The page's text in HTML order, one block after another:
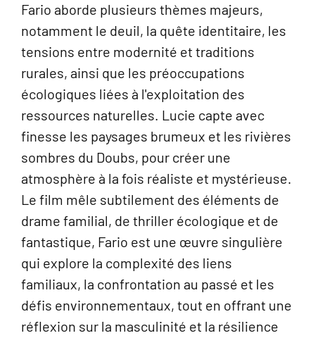
Fario aborde plusieurs thèmes majeurs,
notamment le deuil, la quête identitaire, les
tensions entre modernité et traditions
rurales, ainsi que les préoccupations
écologiques liées à l'exploitation des
ressources naturelles. Lucie capte avec
finesse les paysages brumeux et les rivières
sombres du Doubs, pour créer une
atmosphère à la fois réaliste et mystérieuse.
Le film mêle subtilement des éléments de
drame familial, de thriller écologique et de
fantastique, Fario est une œuvre singulière
qui explore la complexité des liens
familiaux, la confrontation au passé et les
défis environnementaux, tout en offrant une
réflexion sur la masculinité et la résilience